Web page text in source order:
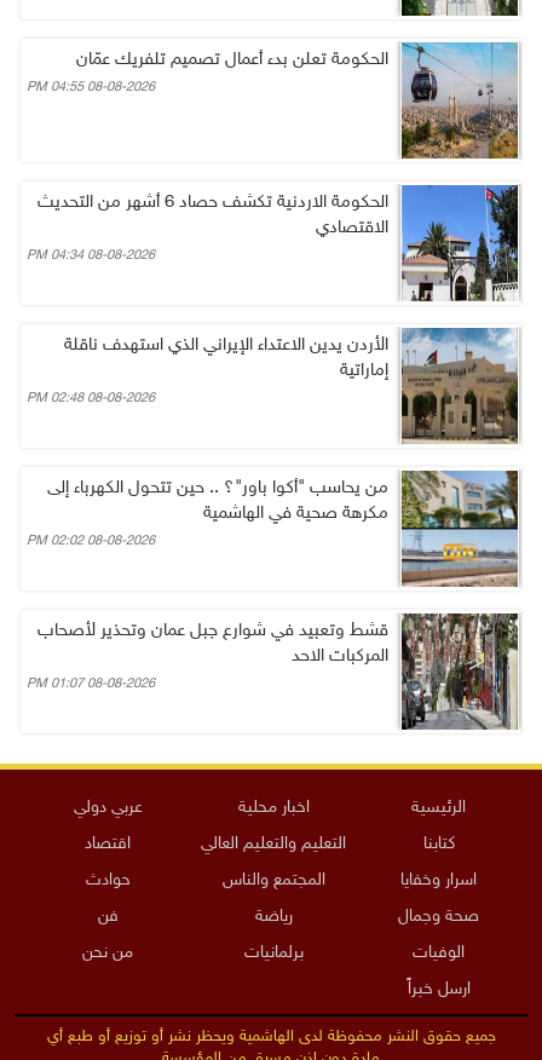
الحكومة تعلن بدء أعمال تصميم تلفريك عمّان
08-08-2026 04:55 PM
الحكومة الاردنية تكشف حصاد 6 أشهر من التحديث
الاقتصادي
08-08-2026 04:34 PM
الأردن يدين الاعتداء الإيراني الذي استهدف ناقلة
إماراتية
08-08-2026 02:48 PM
من يحاسب "أكوا باور"؟ .. حين تتحول الكهرباء إلى
مكرهة صحية في الهاشمية
08-08-2026 02:02 PM
قشط وتعبيد في شوارع جبل عمان وتحذير لأصحاب
المركبات الاحد
08-08-2026 01:07 PM
الرئيسية اخبار محلية
عربي دولي
كتابنا
التعليم والتعليم العالي
اقتصاد
اسرار وخفايا
المجتمع والناس
حوادث
صحة وجمال
رياضة
فن
الوفيات
برلمانيات
من نحن
ارسل خبراً
جميع حقوق النشر محفوظة لدى الهاشمية ويحظر نشر أو توزيع أو طبع أي